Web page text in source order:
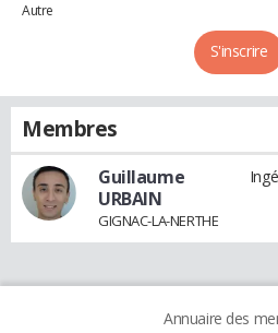
S'inscrire
Autre
Membres
Guillaume
URBAIN
GIGNAC-LA-NERTHE
Annuaire des